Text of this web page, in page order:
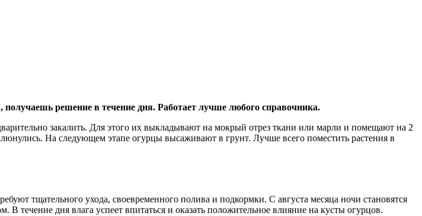
решение в течение дня. Работает лучше любого справочника.
закалить. Для этого их выкладывают на мокрый отрез ткани или марли и помещают на 2
На следующем этапе огурцы высаживают в грунт. Лучше всего поместить растения в
тщательного ухода, своевременного полива и подкормки. С августа месяца ночи становятся
течение дня влага успеет впитаться и оказать положительное влияние на кусты огурцов.